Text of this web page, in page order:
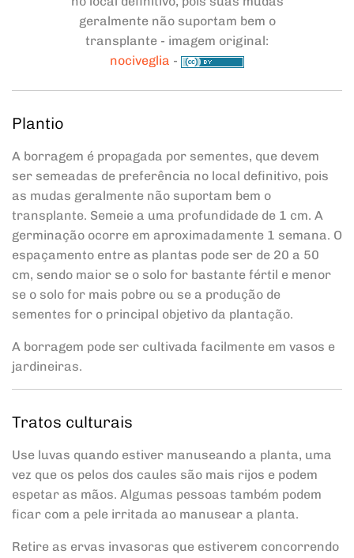
geralmente não suportam bem o
transplante - imagem original:
nociveglia -
Plantio
A borragem é propagada por sementes, que devem
ser semeadas de preferência no local definitivo, pois
as mudas geralmente não suportam bem o
transplante. Semeie a uma profundidade de 1 cm. A
germinação ocorre em aproximadamente 1 semana. O
espaçamento entre as plantas pode ser de 20 a 50
cm, sendo maior se o solo for bastante fértil e menor
se o solo for mais pobre ou se a produção de
sementes for o principal objetivo da plantação.
A borragem pode ser cultivada facilmente em vasos e
jardineiras.
Tratos culturais
Use luvas quando estiver manuseando a planta, uma
vez que os pelos dos caules são mais rijos e podem
espetar as mãos. Algumas pessoas também podem
ficar com a pele irritada ao manusear a planta.
Retire as ervas invasoras que estiverem concorrendo